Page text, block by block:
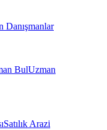
Danışmanlar
BulUzman
Satılık Arazi